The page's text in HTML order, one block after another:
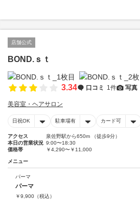
店舗公式
BOND.ｓｔ
3.34 口コミ 1件 写真
美容室・ヘアサロン
日祝OK 駐車場有 カード可
アクセス
泉佐野駅から650m （徒歩9分）
本日の営業状況 9:00〜18:30
価格帯
￥4,290〜￥11,000
メニュー
パーマ
パーマ
￥9,900 （税込）